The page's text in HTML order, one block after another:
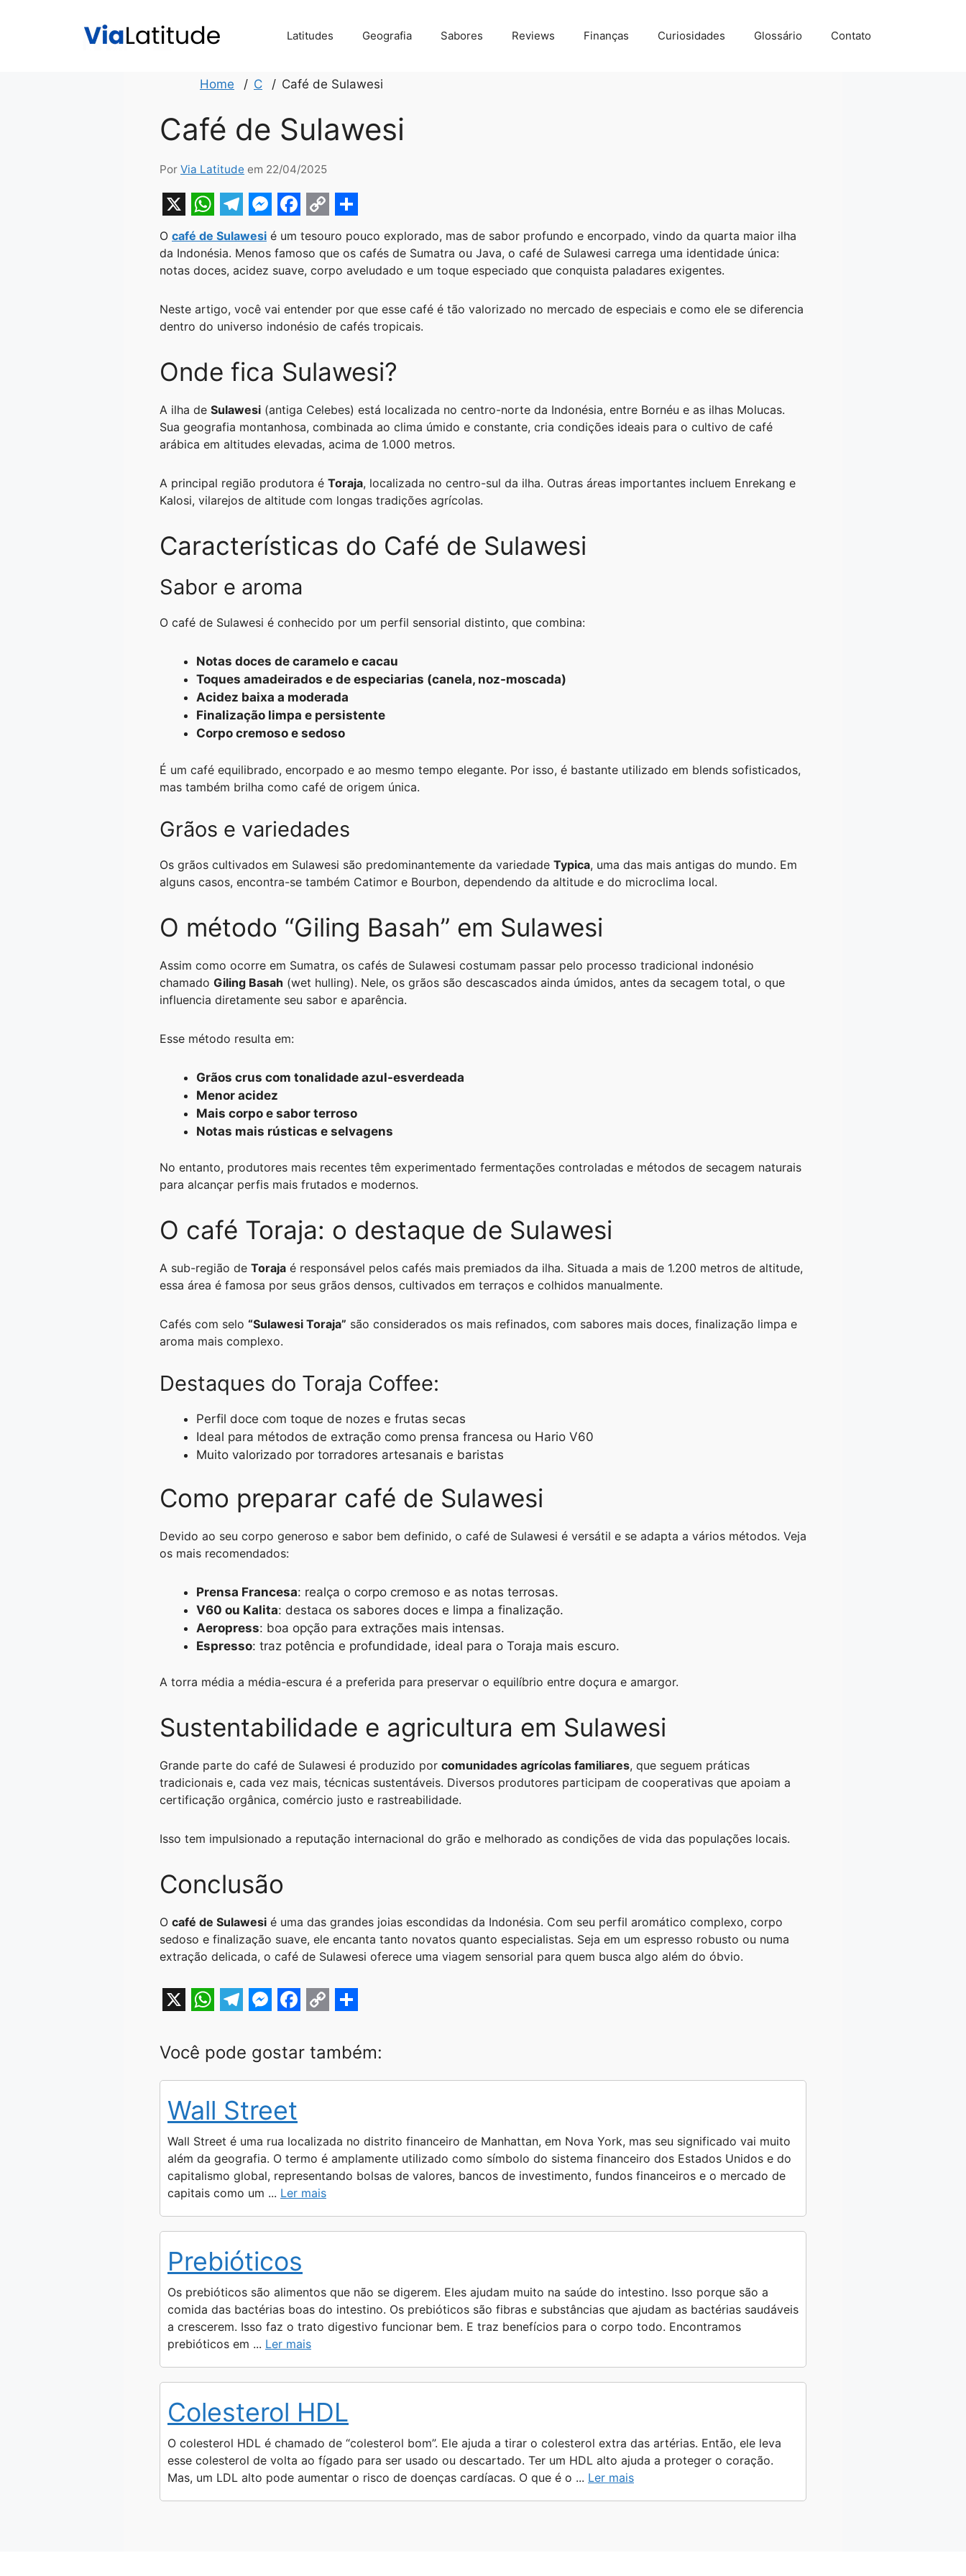
Latitudes Geografia Sabores Reviews Finanças Curiosidades Glossário Contato
Home C Café de Sulawesi
Café de Sulawesi
Por Via Latitude em 22/04/2025
X W
h
a
s
p
p
T
e
l
g
a
m
M
e
s
e
g
e
r
F
a
c
b
o
k
C
o
p
L
n
k
S
h
a
e
O café de Sulawesi é um tesouro pouco explorado, mas de sabor profundo e encorpado, vindo da quarta maior ilha
da Indonésia. Menos famoso que os cafés de Sumatra ou Java, o café de Sulawesi carrega uma identidade única:
notas doces, acidez suave, corpo aveludado e um toque especiado que conquista paladares exigentes.
Neste artigo, você vai entender por que esse café é tão valorizado no mercado de especiais e como ele se diferencia
dentro do universo indonésio de cafés tropicais.
Onde fica Sulawesi?
A ilha de Sulawesi (antiga Celebes) está localizada no centro-norte da Indonésia, entre Bornéu e as ilhas Molucas.
Sua geografia montanhosa, combinada ao clima úmido e constante, cria condições ideais para o cultivo de café
arábica em altitudes elevadas, acima de 1.000 metros.
A principal região produtora é Toraja, localizada no centro-sul da ilha. Outras áreas importantes incluem Enrekang e
Kalosi, vilarejos de altitude com longas tradições agrícolas.
Características do Café de Sulawesi
Sabor e aroma
O café de Sulawesi é conhecido por um perfil sensorial distinto, que combina:
Notas doces de caramelo e cacau
Toques amadeirados e de especiarias (canela, noz-moscada)
Acidez baixa a moderada
Finalização limpa e persistente
Corpo cremoso e sedoso
É um café equilibrado, encorpado e ao mesmo tempo elegante. Por isso, é bastante utilizado em blends sofisticados,
mas também brilha como café de origem única.
Grãos e variedades
Os grãos cultivados em Sulawesi são predominantemente da variedade Typica, uma das mais antigas do mundo. Em
alguns casos, encontra-se também Catimor e Bourbon, dependendo da altitude e do microclima local.
O método “Giling Basah” em Sulawesi
Assim como ocorre em Sumatra, os cafés de Sulawesi costumam passar pelo processo tradicional indonésio
chamado Giling Basah (wet hulling). Nele, os grãos são descascados ainda úmidos, antes da secagem total, o que
influencia diretamente seu sabor e aparência.
Esse método resulta em:
Grãos crus com tonalidade azul-esverdeada
Menor acidez
Mais corpo e sabor terroso
Notas mais rústicas e selvagens
No entanto, produtores mais recentes têm experimentado fermentações controladas e métodos de secagem naturais
para alcançar perfis mais frutados e modernos.
O café Toraja: o destaque de Sulawesi
A sub-região de Toraja é responsável pelos cafés mais premiados da ilha. Situada a mais de 1.200 metros de altitude,
essa área é famosa por seus grãos densos, cultivados em terraços e colhidos manualmente.
Cafés com selo “Sulawesi Toraja” são considerados os mais refinados, com sabores mais doces, finalização limpa e
aroma mais complexo.
Destaques do Toraja Coffee:
Perfil doce com toque de nozes e frutas secas
Ideal para métodos de extração como prensa francesa ou Hario V60
Muito valorizado por torradores artesanais e baristas
Como preparar café de Sulawesi
Devido ao seu corpo generoso e sabor bem definido, o café de Sulawesi é versátil e se adapta a vários métodos. Veja
os mais recomendados:
Prensa Francesa: realça o corpo cremoso e as notas terrosas.
V60 ou Kalita: destaca os sabores doces e limpa a finalização.
Aeropress: boa opção para extrações mais intensas.
Espresso: traz potência e profundidade, ideal para o Toraja mais escuro.
A torra média a média-escura é a preferida para preservar o equilíbrio entre doçura e amargor.
Sustentabilidade e agricultura em Sulawesi
Grande parte do café de Sulawesi é produzido por comunidades agrícolas familiares, que seguem práticas
tradicionais e, cada vez mais, técnicas sustentáveis. Diversos produtores participam de cooperativas que apoiam a
certificação orgânica, comércio justo e rastreabilidade.
Isso tem impulsionado a reputação internacional do grão e melhorado as condições de vida das populações locais.
Conclusão
O café de Sulawesi é uma das grandes joias escondidas da Indonésia. Com seu perfil aromático complexo, corpo
sedoso e finalização suave, ele encanta tanto novatos quanto especialistas. Seja em um espresso robusto ou numa
extração delicada, o café de Sulawesi oferece uma viagem sensorial para quem busca algo além do óbvio.
h
a
s
A
p
p
e
l
g
r
a
m
e
s
e
n
g
e
r
a
c
b
o
o
k
o
p
i
n
k
h
a
Você pode gostar também:
Wall Street
Wall Street é uma rua localizada no distrito financeiro de Manhattan, em Nova York, mas seu significado vai muito
além da geografia. O termo é amplamente utilizado como símbolo do sistema financeiro dos Estados Unidos e do
capitalismo global, representando bolsas de valores, bancos de investimento, fundos financeiros e o mercado de
capitais como um ... Ler mais
Prebióticos
Os prebióticos são alimentos que não se digerem. Eles ajudam muito na saúde do intestino. Isso porque são a
comida das bactérias boas do intestino. Os prebióticos são fibras e substâncias que ajudam as bactérias saudáveis
a crescerem. Isso faz o trato digestivo funcionar bem. E traz benefícios para o corpo todo. Encontramos
prebióticos em ... Ler mais
Colesterol HDL
O colesterol HDL é chamado de “colesterol bom”. Ele ajuda a tirar o colesterol extra das artérias. Então, ele leva
esse colesterol de volta ao fígado para ser usado ou descartado. Ter um HDL alto ajuda a proteger o coração.
Mas, um LDL alto pode aumentar o risco de doenças cardíacas. O que é o ... Ler mais